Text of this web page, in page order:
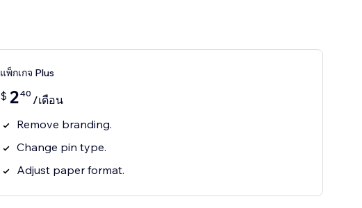
แพ็กเกจ Plus
$ 240 /เดือน
Remove branding.
Change pin type.
Adjust paper format.